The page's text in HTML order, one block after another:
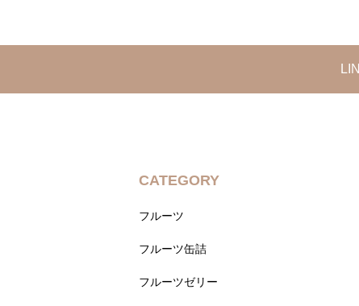
CATEGORY
フルーツ
フルーツ缶詰
フルーツゼリー